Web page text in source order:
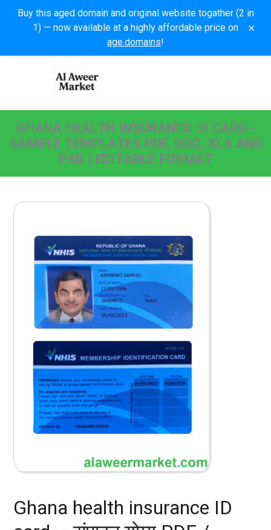
Buy this aged domain and original website togather (2 in
1) — now available at a highly affordable price on
age.domains!
×
GHANA HEALTH INSURANCE ID CARD -
SAMPLE TEMPLATES PDF, DOC, XLS AND
PSD | EDITABLE FORMAT
Ghana health insurance ID